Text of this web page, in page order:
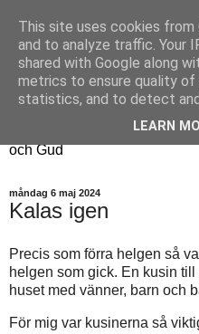
Fyren
Fyren finns för att sprida ljus
För att påminna om
Här samsas jakt, hantverk,
och Gud
måndag 6 maj 2024
Kalas igen
Precis som förra helgen så
helgen som gick. En kusin
huset med vänner, barn och
För mig var kusinerna så
This site uses cookies
and to analyze traffic. Your
shared with Google along
metrics to ensure quality of
statistics, and to detect
LEARN